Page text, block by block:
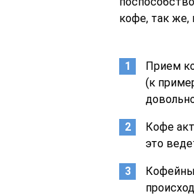
кофе, так же,
Прием
(к
Кофе
это